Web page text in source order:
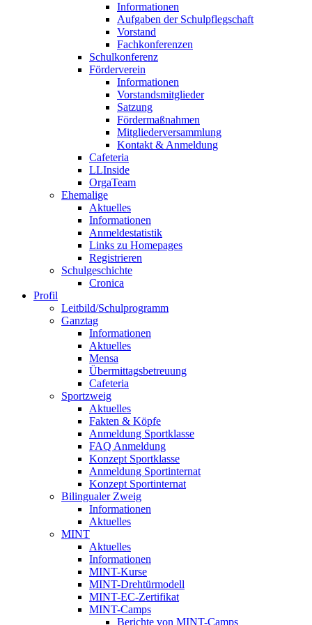
Informationen
Aufgaben der Schulpflegschaft
Vorstand
Fachkonferenzen
Schulkonferenz
Förderverein
Informationen
Vorstandsmitglieder
Satzung
Fördermaßnahmen
Mitgliederversammlung
Kontakt & Anmeldung
Cafeteria
LLInside
OrgaTeam
Ehemalige
Aktuelles
Informationen
Anmeldestatistik
Links zu Homepages
Registrieren
Schulgeschichte
Cronica
Profil
Leitbild/Schulprogramm
Ganztag
Informationen
Aktuelles
Mensa
Übermittagsbetreuung
Cafeteria
Sportzweig
Aktuelles
Fakten & Köpfe
Anmeldung Sportklasse
FAQ Anmeldung
Konzept Sportklasse
Anmeldung Sportinternat
Konzept Sportinternat
Bilingualer Zweig
Informationen
Aktuelles
MINT
Aktuelles
Informationen
MINT-Kurse
MINT-Drehtürmodell
MINT-EC-Zertifikat
MINT-Camps
Berichte von MINT-Camps